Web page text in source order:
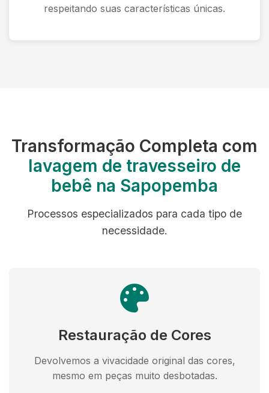
respeitando suas características únicas.
Transformação Completa com
lavagem de travesseiro de
bebê na Sapopemba
Processos especializados para cada tipo de
necessidade.
Restauração de Cores
Devolvemos a vivacidade original das cores,
mesmo em peças muito desbotadas.